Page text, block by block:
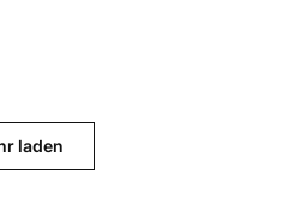
laden